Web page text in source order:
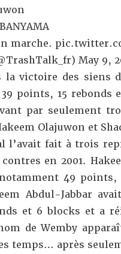
marche.
May 9,
la victoire des siens
39 points, 15
par seulement
Olajuwon et
l’avait fait à trois
en 2001.
49 points,
Abdul-Jabbar
et 6 blocks et a
de Wemby
temps… après